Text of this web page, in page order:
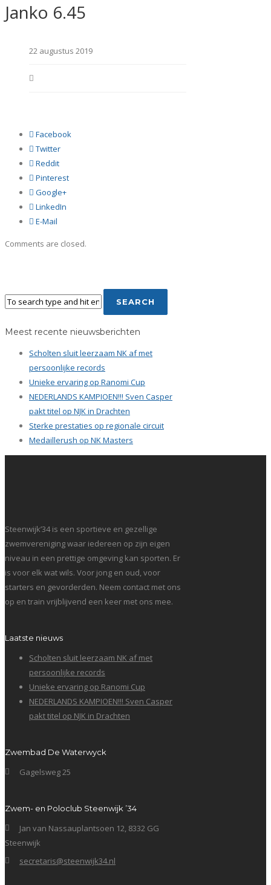
Janko 6.45
22 augustus 2019
Facebook
Twitter
Reddit
Pinterest
Google+
LinkedIn
E-Mail
Comments are closed.
Meest recente nieuwsberichten
Scholten sluit leerzaam NK af met
persoonlijke records
Unieke ervaring op Ranomi Cup
NEDERLANDS KAMPIOEN!!! Sven Casper
pakt titel op NJK in Drachten
Sterke prestaties op regionale circuit
Medaillerush op NK Masters
Steenwijk’34 is een sportieve en gezellige
zwemvereniging waar iedereen op zijn eigen
niveau in een prettige omgeving kan sporten. Er
is voor elk wat wils. Voor jong en oud, voor
starters en gevorderden. Neem contact met ons
op en train vrijblijvend een keer met ons mee.
Laatste nieuws
Scholten sluit leerzaam NK af met
persoonlijke records
Unieke ervaring op Ranomi Cup
NEDERLANDS KAMPIOEN!!! Sven Casper
pakt titel op NJK in Drachten
Zwembad De Waterwyck
Gagelsweg 25
Zwem- en Poloclub Steenwijk ’34
Jan van Nassauplantsoen 12, 8332 GG
Steenwijk
secretaris@steenwijk34.nl